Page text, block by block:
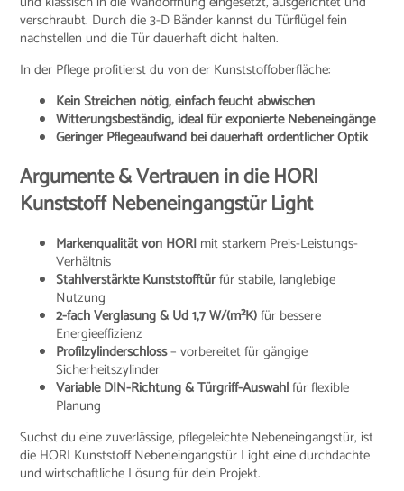
verschraubt. Durch die 3-D Bänder kannst du Türflügel fein
nachstellen und die Tür dauerhaft dicht halten.
In der Pflege profitierst du von der Kunststoffoberfläche:
Kein Streichen nötig, einfach feucht abwischen
Witterungsbeständig, ideal für exponierte Nebeneingänge
Geringer Pflegeaufwand bei dauerhaft ordentlicher Optik
Argumente & Vertrauen in die HORI
Kunststoff Nebeneingangstür Light
Markenqualität von HORI mit starkem Preis-Leistungs-
Verhältnis
Stahlverstärkte Kunststofftürfür stabile, langlebige
Nutzung
2-fach Verglasung & Ud 1,7 W/(m²K)für bessere
Energieeffizienz
Profilzylinderschloss– vorbereitet für gängige
Sicherheitszylinder
Variable DIN-Richtung & Türgriff-Auswahlfür flexible
Planung
Suchst du eine zuverlässige, pflegeleichte Nebeneingangstür, ist
die HORI Kunststoff Nebeneingangstür Light eine durchdachte
und wirtschaftliche Lösung für dein Projekt.